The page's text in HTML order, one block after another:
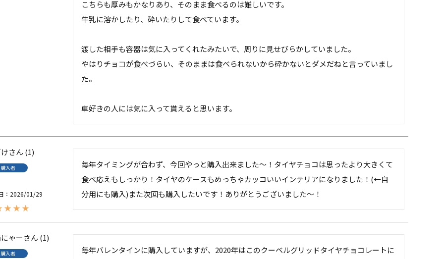
こちらも厚みもかなりあり、そのまま食べるのは難しいです。
牛乳に溶かしたり、砕いたりして食べています。
渡した相手も容器は気に入ってくれたみたいで、周りに見せびらかしていました。
やはりチョコが食べづらい、そのままは食べられないから砕かないとダメだねと言っていまし
た。
車好きの人には気に入って貰えると思います。
1
購入者
2026/01/29
毎年タイミングが合わず、今回やっと購入出来ました〜！タイヤチョコは思ったより大きくて
食べ応えもしっかり！タイヤのケースもめっちゃカッコいいインテリアになりました！(←自
分用にも購入)また次回も購入したいです！ありがとうございました〜！
ゃー 1
購入者
毎年バレンタインに購入していますが、2020年はこのクーベルグリッドタイヤチョコレートに